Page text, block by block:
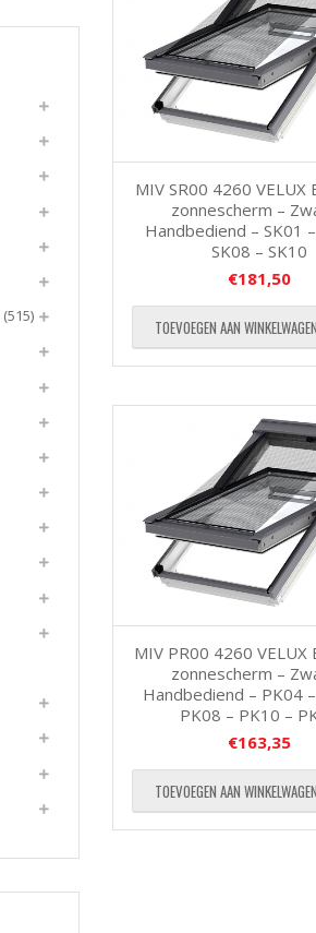
(515)
MIV SR00 4260 VELUX
zonnescherm –
Handbediend – SK01
SK08 – SK10
€181,50
TOEVOEGEN AAN WINKELWAGEN
MIV PR00 4260 VELUX
zonnescherm –
Handbediend – PK04
PK08 – PK10 –
€163,35
TOEVOEGEN AAN WINKELWAGEN